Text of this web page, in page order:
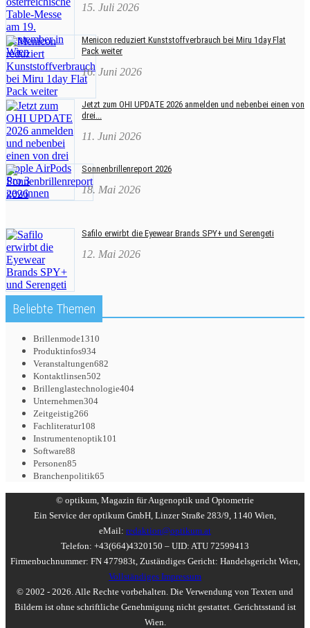
15. Juli 2026
Menicon reduziert Kunststoffverbrauch bei Miru 1day Flat
Pack weiter
16. Juni 2026
Jetzt zum OHI UPDATE 2026 anmelden und nebenbei einen von
drei...
11. Juni 2026
Sonnenbrillenreport 2026
18. Mai 2026
Safilo erwirbt die Eyewear Brands SPY+ und Serengeti
12. Mai 2026
Beliebte Themen
Brillenmode1310
Produktinfos934
Veranstaltungen682
Kontaktlinsen502
Brillenglastechnologie404
Unternehmen304
Zeitgeistig266
Fachliteratur108
Instrumentenoptik101
Software88
Personen85
Branchenpolitik65
© optikum, Magazin für Augenoptik und Optometrie
Ein Service der optikum GmbH, Linzer Straße 283/9, 1140 Wien,
eMail: redaktion@optikum.at
Telefon: +43(664)4320150 – UID: ATU 72599413
Firmenbuchnummer: FN 477983t, Zuständiges Gericht: Handelsgericht Wien,
Vollständiges Impressum
© 2002 - 2026. Alle Rechte vorbehalten. Die Verwendung von Texten und
Bildern ist ohne schriftliche Genehmigung nicht gestattet. Gerichtsstand ist
Wien.